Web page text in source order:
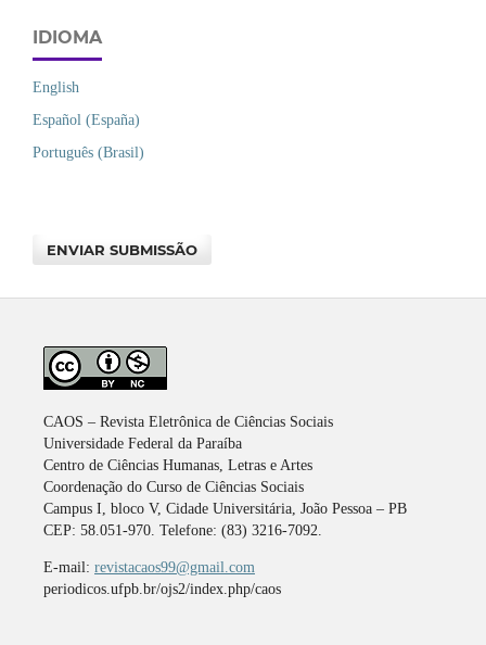
IDIOMA
English
Español (España)
Português (Brasil)
ENVIAR SUBMISSÃO
CAOS – Revista Eletrônica de Ciências Sociais
Universidade Federal da Paraíba
Centro de Ciências Humanas, Letras e Artes
Coordenação do Curso de Ciências Sociais
Campus I, bloco V, Cidade Universitária, João Pessoa – PB
CEP: 58.051-970. Telefone: (83) 3216-7092.
E-mail: revistacaos99@gmail.com
periodicos.ufpb.br/ojs2/index.php/caos